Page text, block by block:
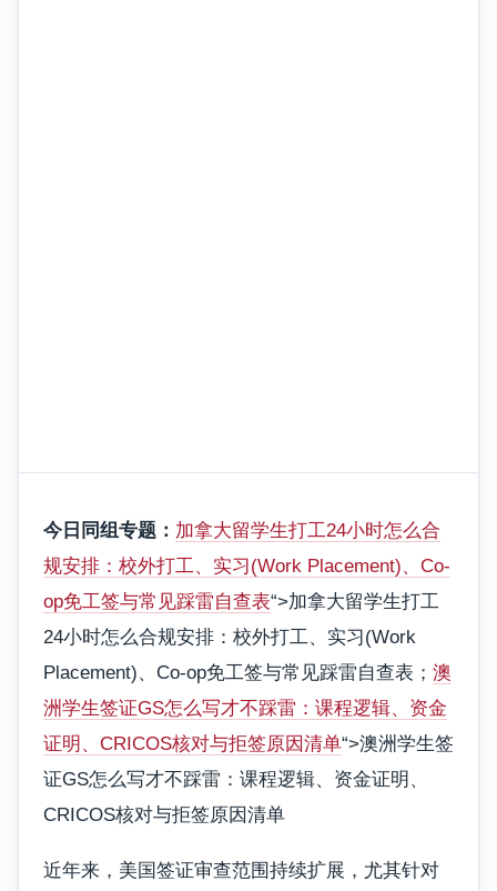
今日同组专题： 加拿大留学生打工24小时怎么合
规安排：校外打工、实习(Work Placement)、Co-
op免工签与常见踩雷自查表“>加拿大留学生打工
24小时怎么合规安排：校外打工、实习(Work
Placement)、Co-op免工签与常见踩雷自查表； 澳
洲学生签证GS怎么写才不踩雷：课程逻辑、资金
证明、CRICOS核对与拒签原因清单“>澳洲学生签
证GS怎么写才不踩雷：课程逻辑、资金证明、
CRICOS核对与拒签原因清单
近年来，美国签证审查范围持续扩展，尤其针对